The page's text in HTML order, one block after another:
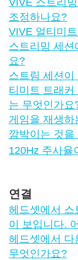
조정하나요?
VIVE 얼티미
스트리밍 세
요?
스트림 세션이
티미트 트래
는 무엇인가요
게임을 재생하
깜박이는 것
120Hz 주사율
연결
헤드셋에서 스
이 보입니다.
헤드셋에서 다
무엇인가요?